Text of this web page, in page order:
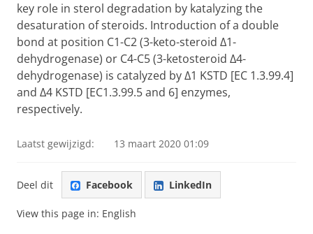
key role in sterol degradation by katalyzing the
desaturation of steroids. Introduction of a double
bond at position C1-C2 (3-keto-steroid ∆1-
dehydrogenase) or C4-C5 (3-ketosteroid ∆4-
dehydrogenase) is catalyzed by Δ1 KSTD [EC 1.3.99.4]
and Δ4 KSTD [EC1.3.99.5 and 6] enzymes,
respectively.
Laatst gewijzigd: 13 maart 2020 01:09
Deel dit Facebook LinkedIn
View this page in: English